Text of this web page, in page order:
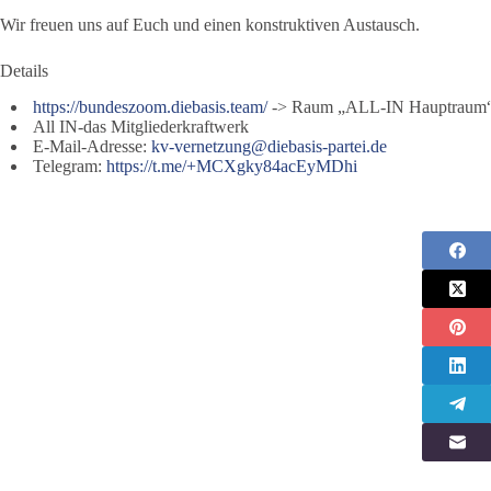
Wir freuen uns auf Euch und einen konstruktiven Austausch.
Details
https://bundeszoom.diebasis.team/-> Raum „ALL-IN
All IN-das Mitgliederkraftwerk
E-Mail-Adresse:kv-vernetzung@diebasis-partei.de
Telegram:https://t.me/+MCXgky84acEyMDhi